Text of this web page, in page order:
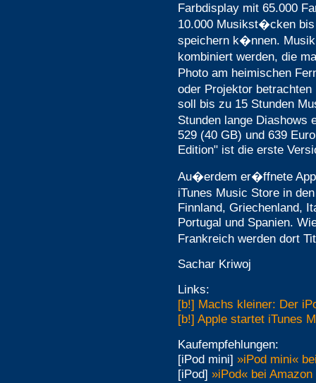
Farbdisplay mit 65.000
10.000 Musikst�cken bis
speichern k�nnen.
kombiniert werden, die
Photo am heimischen
oder Projektor
soll bis zu 15 Stunden
Stunden lange
529 (40 GB) und 639
Edition" ist die erste
Au�erdem er�ffnete
iTunes Music Store in
Finnland, Griechenland,
Portugal und Spanien.
Frankreich werden dort
Sachar Kriwoj
Links:
[b!] Machs kleiner: Der
[b!] Apple startet iTunes
Kaufempfehlungen:
[iPod mini] »iPod mini«
[iPod] »iPod« bei